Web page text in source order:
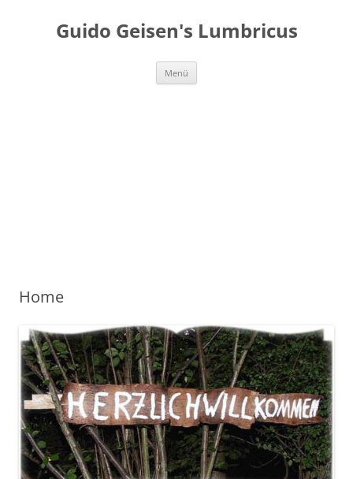
Guido Geisen's Lumbricus
Menü
Home